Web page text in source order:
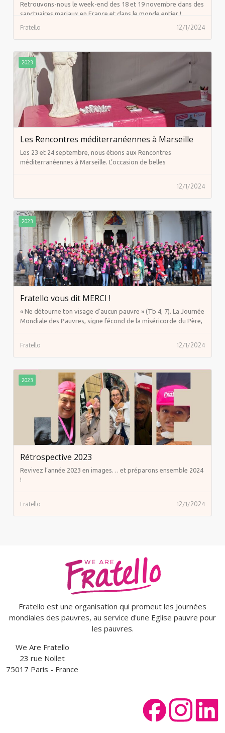
Retrouvons-nous le week-end des 18 et 19 novembre dans des
sanctuaires mariaux en France et dans le monde entier !
Fratello 12/1/2024
2023
Les Rencontres méditerranéennes à Marseille
Les 23 et 24 septembre, nous étions aux Rencontres
méditerranéennes à Marseille. L’occasion de belles
12/1/2024
2023
Fratello vous dit MERCI !
« Ne détourne ton visage d’aucun pauvre » (Tb 4, 7). La Journée
Mondiale des Pauvres, signe fécond de la miséricorde du Père,
progressivement dans sa pastorale, pour découvrir toujours
mieux le contenu central de l’Évangile.
Fratello 12/1/2024
2023
Rétrospective 2023
Revivez l’année 2023 en images… et préparons ensemble 2024
!
Fratello 12/1/2024
Fratello est une organisation qui promeut les Journées
mondiales des pauvres, au service d'une Eglise pauvre pour
les pauvres.
We Are Fratello
23 rue Nollet
75017 Paris - France